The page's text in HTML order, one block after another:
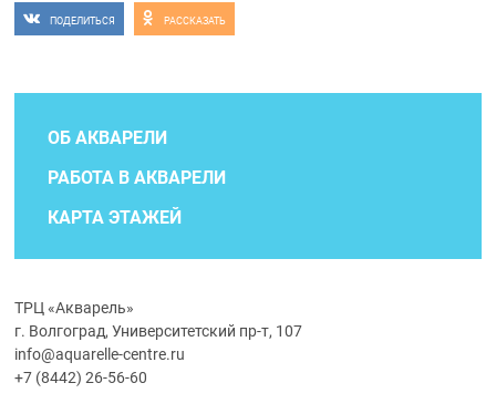
ПОДЕЛИТЬСЯ РАССКАЗАТЬ
ОБ АКВАРЕЛИ
РАБОТА В АКВАРЕЛИ
КАРТА ЭТАЖЕЙ
ТРЦ «Акварель»
г. Волгоград, Университетский пр-т, 107
info@aquarelle-centre.ru
+7 (8442) 26-56-60